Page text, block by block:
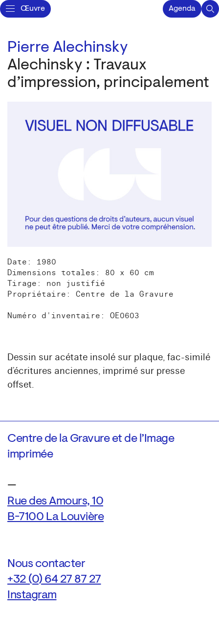
Œuvre Agenda
Pierre Alechinsky
Alechinsky : Travaux
d’impression, principalement
Date: 1980
Dimensions totales: 80 x 60 cm
Tirage: non justifié
Propriétaire: Centre de la Gravure
Numéro d'inventaire: OE0603
Dessin sur acétate insolé sur plaque, fac-similé
d’écritures anciennes, imprimé sur presse
offset.
Centre de la Gravure et de l’Image
imprimée
—
Rue des Amours, 10
B-7100 La Louvière
Nous contacter
+32 (0) 64 27 87 27
Instagram